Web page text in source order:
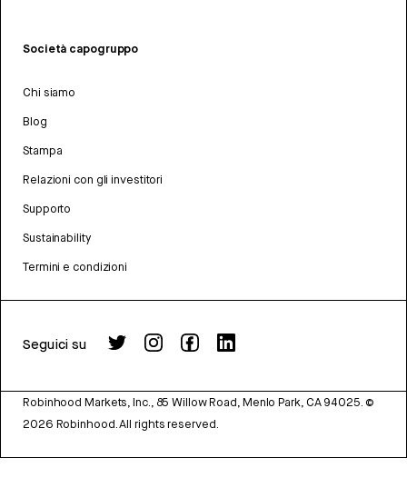
Società capogruppo
Chi siamo
Blog
Stampa
Relazioni con gli investitori
Supporto
Sustainability
Termini e condizioni
Seguici su
Robinhood Markets, Inc., 85 Willow Road, Menlo Park, CA 94025. ©
2026 Robinhood. All rights reserved.